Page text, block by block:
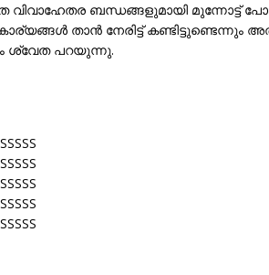
വിവാഹേതര ബന്ധങ്ങളുമായി മുന്നോട്ട്
താൻ നേരിട്ട് കണ്ടിട്ടുണ്ടെന്നും
ശ്വേത പറയുന്നു.